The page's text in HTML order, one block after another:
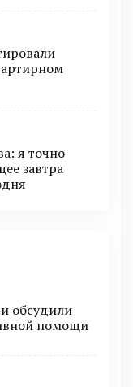
я точно
завтра
обсудили
помощи